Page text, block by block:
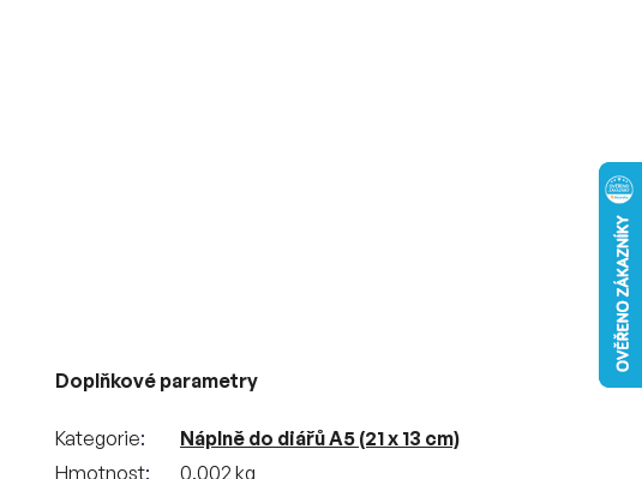
Doplňkové parametry
Kategorie
Náplně do diářů A5 (21 x 13 cm)
Hmotnost
0.002 kg